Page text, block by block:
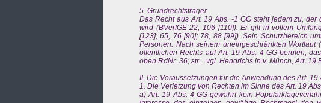
5. Grundrechtsträger
Das Recht aus Art. 19 Abs. -1 GG steht jedem zu,
wird (BVerfGE 22, 106 [110]). Er gilt in vollem
[123]; 65, 76 [90]; 78, 88 [99]). Sein Schutzbereich
Personen. Nach seinem uneingeschränkten
öffentlichen Rechts auf Art. 19 Abs. 4 GG berufen;
oben RdNr. 36; str. . vgl. Hendrichs in v. Münch, Art. 19
II. Die Voraussetzungen für die Anwendung des Art. 19
1. Die Verletzung von Rechten im Sinne des Art. 19
a) Art. 19 Abs. 4 GG gewährt kein